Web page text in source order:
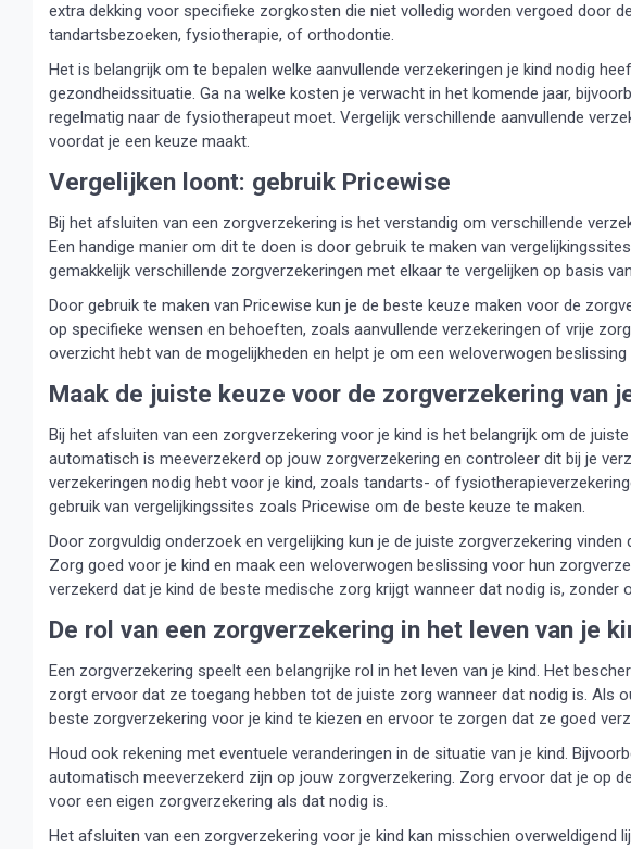
extra dekking voor specifieke zorgkosten die niet volledig worden vergoed door
tandartsbezoeken, fysiotherapie, of orthodontie.
Het is belangrijk om te bepalen welke aanvullende verzekeringen je kind nodig
gezondheidssituatie. Ga na welke kosten je verwacht in het komende jaar,
regelmatig naar de fysiotherapeut moet. Vergelijk verschillende aanvullende
voordat je een keuze maakt.
Vergelijken loont: gebruik Pricewise
Bij het afsluiten van een zorgverzekering is het verstandig om verschillende
Een handige manier om dit te doen is door gebruik te maken van
gemakkelijk verschillende zorgverzekeringen met elkaar te vergelijken op basis
Door gebruik te maken van Pricewise kun je de beste keuze maken voor de
op specifieke wensen en behoeften, zoals aanvullende verzekeringen of vrije
overzicht hebt van de mogelijkheden en helpt je om een weloverwogen beslissing
Maak de juiste keuze voor de zorgverzekering van
Bij het afsluiten van een zorgverzekering voor je kind is het belangrijk om de
automatisch is meeverzekerd op jouw zorgverzekering en controleer dit bij je
verzekeringen nodig hebt voor je kind, zoals tandarts- of
gebruik van vergelijkingssites zoals Pricewise om de beste keuze te maken.
Door zorgvuldig onderzoek en vergelijking kun je de juiste zorgverzekering
Zorg goed voor je kind en maak een weloverwogen beslissing voor hun
verzekerd dat je kind de beste medische zorg krijgt wanneer dat nodig is, zonder
De rol van een zorgverzekering in het leven van je
Een zorgverzekering speelt een belangrijke rol in het leven van je kind. Het
zorgt ervoor dat ze toegang hebben tot de juiste zorg wanneer dat nodig is. Als
beste zorgverzekering voor je kind te kiezen en ervoor te zorgen dat ze goed
Houd ook rekening met eventuele veranderingen in de situatie van je kind.
automatisch meeverzekerd zijn op jouw zorgverzekering. Zorg ervoor dat je op
voor een eigen zorgverzekering als dat nodig is.
Het afsluiten van een zorgverzekering voor je kind kan misschien overweldigend